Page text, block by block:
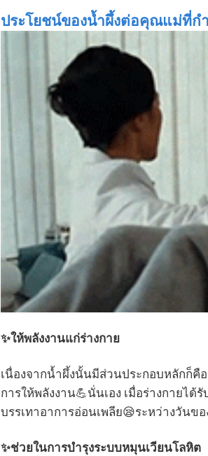
ประโยชน์ของน้ำผึ้งต่อคุณแม่ที่ก
✨ให้พลังงานแก่ร่างกาย
เนื่องจากน้ำผึ้งนั้นมีส่วนประกอบหลักก็คื
การให้พลังงาน💪นั่นเอง เมื่อร่างกายไ
บรรเทาอาการอ่อนเพลีย😪ระหว่างวัน
✨ช่วยในการบำรุงระบบหมุนเวียนโลหิต